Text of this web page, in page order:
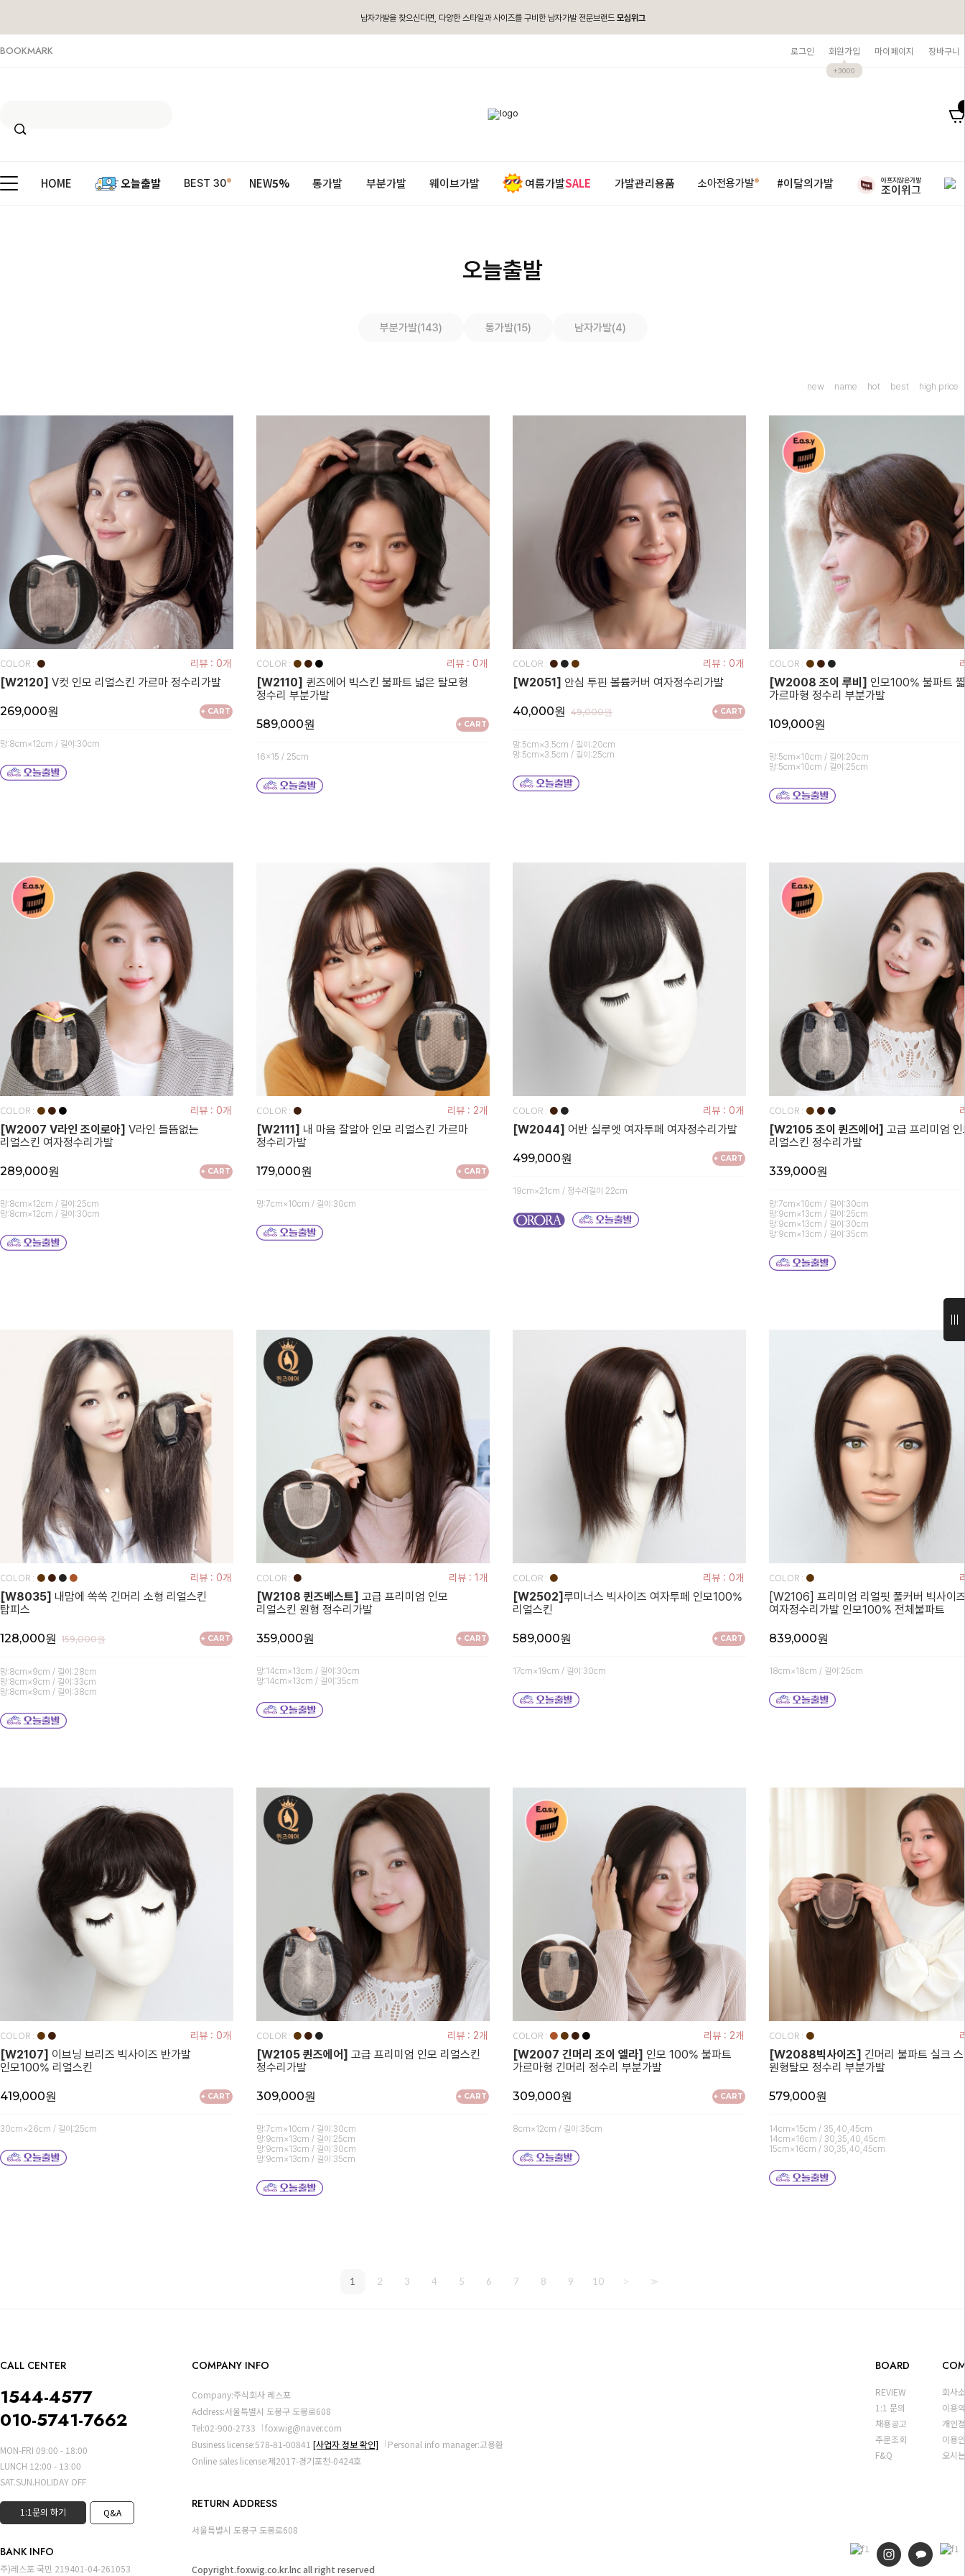
남자가발을 찾으신다면, 다양한 스타일과 사이즈를 구비한 남자가발 전문브랜드 모심위그
BOOKMARK 로그인 회원가입
+3000
마이페이지 장바구니
HOME 오늘출발 BEST 30 NEW5% 통가발 부분가발 웨이브가발 여름가발SALE 가발관리용품 소아전용가발 #이달의가발 아프지않은가발
조이위그
오늘출발
부분가발(143) 통가발(15) 남자가발(4)
new name hot best high price
COLOR : ● 리뷰 : 0개
[W2120] V컷 인모 리얼스킨 가르마 정수리가발
269,000원 + CART
망:8cm×12cm / 길이:30cm
COLOR : ● ● ● 리뷰 : 0개
[W2110] 퀸즈에어 빅스킨 불파트 넓은 탈모형
정수리 부분가발
589,000원 + CART
16x15 / 25cm
COLOR : ● ● ● 리뷰 : 0개
[W2051] 안심 투핀 볼륨커버 여자정수리가발
40,000원 49,000원 + CART
망:5cm×3.5cm / 길이:20cm
망:5cm×3.5cm / 길이:25cm
COLOR : ● ● ●
[W2008 조이 루비] 인모100% 불파트
가르마형 정수리 부분가발
109,000원
망:5cm×10cm / 길이:20cm
망:5cm×10cm / 길이:25cm
COLOR : ● ● ● 리뷰 : 0개
[W2007 V라인 조이로아] V라인 들뜸없는
리얼스킨 여자정수리가발
289,000원 + CART
망:8cm×12cm / 길이:25cm
망:8cm×12cm / 길이:30cm
COLOR : ● 리뷰 : 2개
[W2111] 내 마음 잘알아 인모 리얼스킨 가르마
정수리가발
179,000원 + CART
망:7cm×10cm / 길이:30cm
COLOR : ● ● 리뷰 : 0개
[W2044] 어반 실루엣 여자투페 여자정수리가발
499,000원 + CART
19cm×21cm / 정수리길이 22cm
COLOR : ● ● ●
[W2105 조이 퀸즈에어] 고급 프리미엄
리얼스킨 정수리가발
339,000원
망:7cm×10cm / 길이:30cm
망:9cm×13cm / 길이:25cm
망:9cm×13cm / 길이:30cm
망:9cm×13cm / 길이:35cm
COLOR : ● ● ● ● 리뷰 : 0개
[W8035] 내맘에 쏙쏙 긴머리 소형 리얼스킨
탑피스
128,000원 159,000원 + CART
망:8cm×9cm / 길이:28cm
망:8cm×9cm / 길이:33cm
망:8cm×9cm / 길이:38cm
COLOR : ● 리뷰 : 1개
[W2108 퀸즈베스트] 고급 프리미엄 인모
리얼스킨 원형 정수리가발
359,000원 + CART
망:14cm×13cm / 길이:30cm
망:14cm×13cm / 길이:35cm
COLOR : ● 리뷰 : 0개
[W2502]루미너스 빅사이즈 여자투페 인모100%
리얼스킨
589,000원 + CART
17cm×19cm / 길이:30cm
COLOR : ●
[W2106] 프리미엄 리얼핏 풀커버 빅사이
여자정수리가발 인모100% 전체불파트
839,000원
18cm×18cm / 길이:25cm
COLOR : ● ● 리뷰 : 0개
[W2107] 이브닝 브리즈 빅사이즈 반가발
인모100% 리얼스킨
419,000원 + CART
30cm×26cm / 길이:25cm
COLOR : ● ● ● 리뷰 : 2개
[W2105 퀸즈에어] 고급 프리미엄 인모 리얼스킨
정수리가발
309,000원 + CART
망:7cm×10cm / 길이:30cm
망:9cm×13cm / 길이:25cm
망:9cm×13cm / 길이:30cm
망:9cm×13cm / 길이:35cm
COLOR : ● ● ● ● 리뷰 : 2개
[W2007 긴머리 조이 엘라] 인모 100% 불파트
가르마형 긴머리 정수리 부분가발
309,000원 + CART
8cm×12cm / 길이:35cm
COLOR : ●
[W2088빅사이즈] 긴머리 불파트 실크
원형탈모 정수리 부분가발
579,000원
14cm×15cm / 35,40,45cm
14cm×16cm / 30,35,40,45cm
15cm×16cm / 30,35,40,45cm
1 2 3 4 5 6 7 8 9 10 > >>
CALL CENTER
1544-4577
010-5741-7662
MON-FRI 09:00 - 18:00
LUNCH 12:00 - 13:00
SAT.SUN.HOLIDAY OFF
1:1문의 하기 Q&A
BANK INFO
주)레스포 국민 219401-04-261053
COMPANY INFO
Company:주식회사 레스포
Address:서울특별시 도봉구 도봉로608
Tel:02-900-2733
foxwig@naver.com
Business license:578-81-00841 [사업자 정보 확인]
Personal info manager:고용환
Online sales license:제2017-경기포천-0424호
RETURN ADDRESS
서울특별시 도봉구 도봉로608
Copyright.foxwig.co.kr.lnc all right reserved
BOARD
REVIEW
1:1 문의
채용공고
주문조회
F&Q
회사
이용
개인
이용
오시